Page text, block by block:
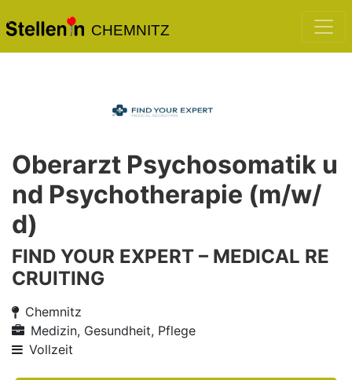
CHEMNITZ
Oberarzt Psychosomatik u
nd Psychotherapie (m/w/
d)
FIND YOUR EXPERT – MEDICAL RE
CRUITING
Chemnitz
Medizin, Gesundheit, Pflege
Vollzeit